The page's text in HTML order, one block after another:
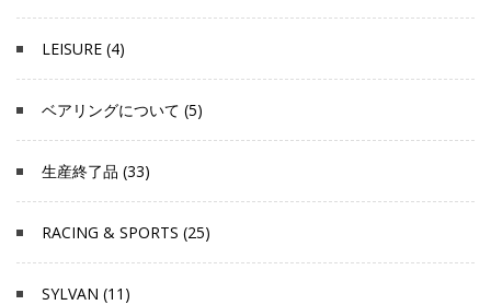
LEISURE (4)
ベアリングについて (5)
生産終了品 (33)
RACING & SPORTS (25)
SYLVAN (11)